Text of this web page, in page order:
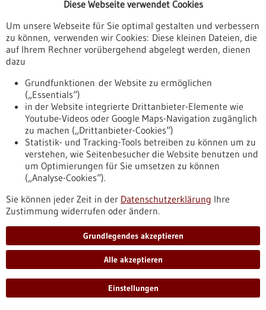
Tumorbekämpfung - 16.07.2026
Gezielte genetische Manipulation der
Signaltransduktionswege in CAR-T-Zellen
erhöht Antitumor-Wirksamkeit
Die vielversprechende chimäre Antigenrezeptor (CAR)-T-
Zelltherapie kommt bisher fast ausschließlich bei
fortgeschrittenen malignen Erkrankungen des blutbildenden
Systems zum Einsatz. Forschende des Tübinger
Exzellenzclusters iFIT haben mithilfe der CRISPR-Base-
Editing-Technologie gezielt Punktmutationen in zentrale
Signalwege der CAR-T-Zellen eingebracht und verbessern so
den Langzeitschutz und auch die Wirksamkeit gegenüber
soliden Tumoren.
https://www.gesundheitsindustrie-
bw.de/fachbeitrag/aktuell/gezielte-genetische-
manipulation-der-signaltransduktionswege-car-t-zellen-
erhoeht-antitumor-wirksamkeit
Diese Webseite verwendet Cookies
Um unsere Webseite für Sie optimal gestalten und verbessern
zu können, verwenden wir Cookies: Diese kleinen Dateien, die
auf Ihrem Rechner vorübergehend abgelegt werden, dienen
dazu
Grundfunktionen der Website zu ermöglichen
(„Essentials“)
in der Website integrierte Drittanbieter-Elemente wie
Youtube-Videos oder Google Maps-Navigation zugänglich
zu machen („Drittanbieter-Cookies“)
Statistik- und Tracking-Tools betreiben zu können um zu
verstehen, wie Seitenbesucher die Website benutzen und
um Optimierungen für Sie umsetzen zu können
(„Analyse-Cookies“).
Sie können jeder Zeit in der Datenschutzerklärung Ihre
Zustimmung widerrufen oder ändern.
Grundlegendes akzeptieren
Alle akzeptieren
Einstellungen